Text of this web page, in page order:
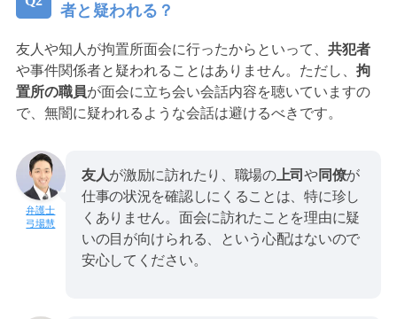
者と疑われる？
友人や知人が拘置所面会に行ったからといって、 共犯者
や事件関係者と疑われることはありません。ただし、 拘
置所の職員が面会に立ち会い会話内容を聴いていますの
で、無闇に疑われるような会話は避けるべきです。
弓場慧
友人が激励に訪れたり、職場の上司や同僚が
仕事の状況を確認しにくることは、特に珍し
くありません。面会に訪れたことを理由に疑
いの目が向けられる、という心配はないので
安心してください。